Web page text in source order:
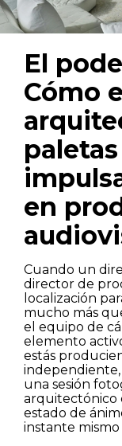
El
Cómo
en
Cuando un
director de
localización
mucho más
el equipo de
elemento
estás
una sesión
arquitectónico
estado de
instante